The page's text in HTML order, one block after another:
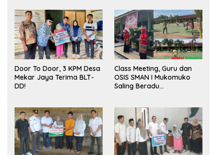
Door To Door, 3 KPM Desa
Mekar Jaya Terima BLT-
DD!
Class Meeting, Guru dan
OSIS SMAN I Mukomuko
Saling Beradu